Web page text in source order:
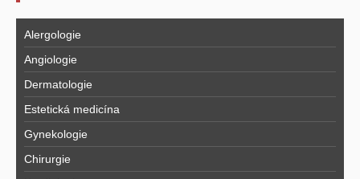
Alergologie
Angiologie
Dermatologie
Estetická medicína
Gynekologie
Chirurgie